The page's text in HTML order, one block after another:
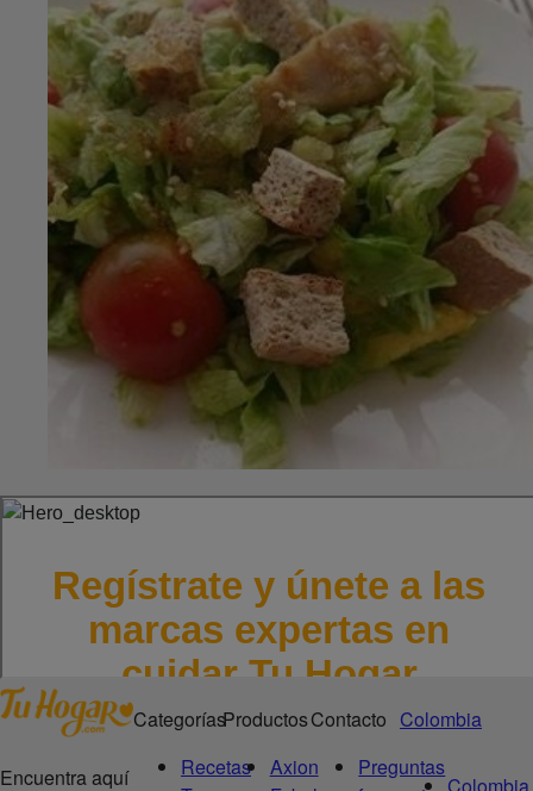
Encuentra aquí
Categorías
Recetas
Productos
Axion
Contacto
Preguntas
Colombia
Colombia